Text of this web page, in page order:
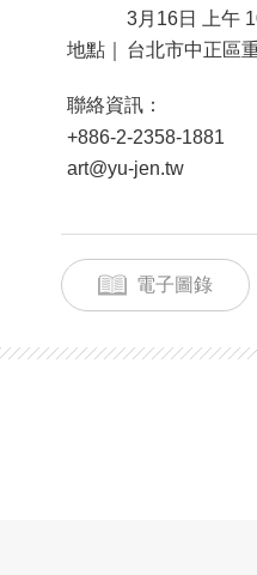
3月16日 上午
地點｜
台北市中正區
聯絡資訊：
+886-2-2358-1881
art@yu-jen.tw
電子圖錄